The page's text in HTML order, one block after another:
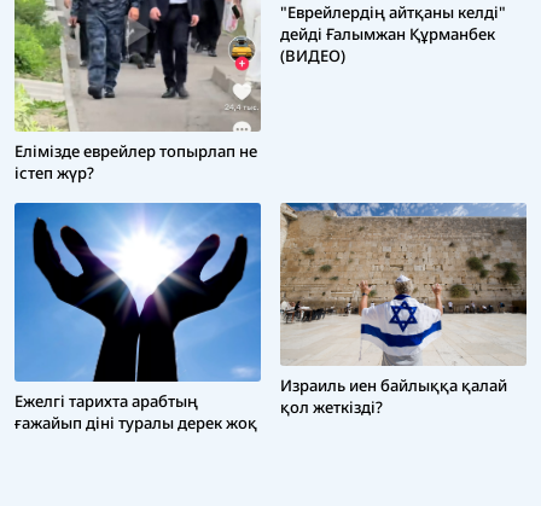
Елімізде еврейлер топырлап не
істеп жүр?
"Еврейлердің айтқаны келді"
дейді Ғалымжан Құрманбек
(ВИДЕО)
Ежелгі тарихта арабтың
ғажайып діні туралы дерек жоқ
Израиль иен байлыққа қалай
қол жеткізді?